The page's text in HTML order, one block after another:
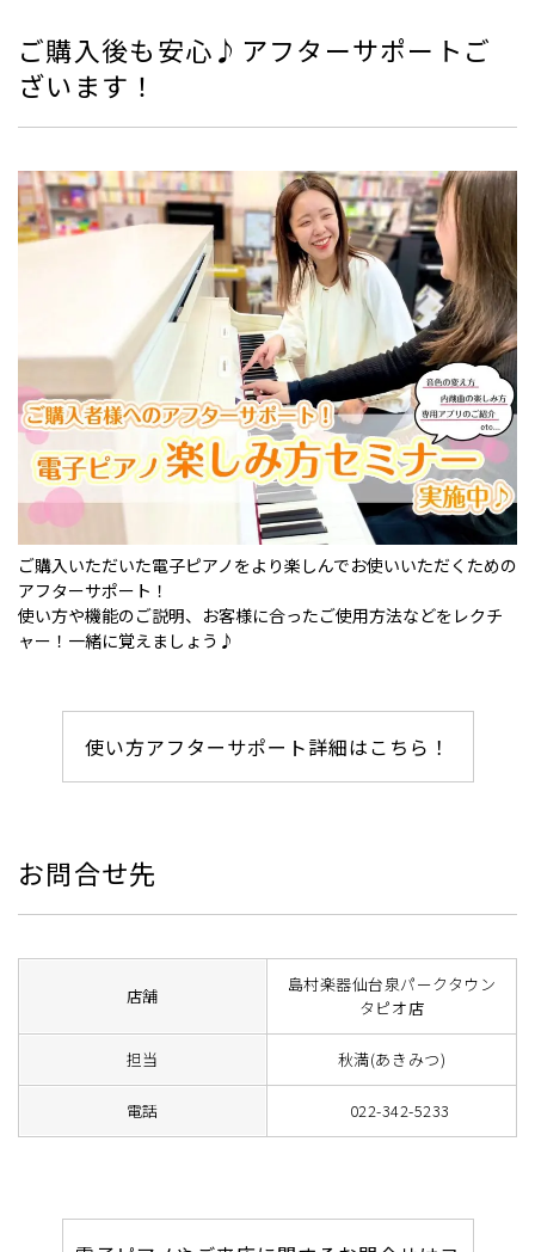
ご購入後も安心♪アフターサポートご
ざいます！
ご購入いただいた電子ピアノをより楽しんでお使いいただくための
アフターサポート！
使い方や機能のご説明、お客様に合ったご使用方法などをレクチ
ャー！一緒に覚えましょう♪
使い方アフターサポート詳細はこちら！
お問合せ先
店舗
島村楽器仙台泉パークタウン
タピオ店
担当 秋満(あきみつ)
電話 022-342-5233